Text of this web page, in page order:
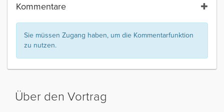
Kommentare
Sie müssen Zugang haben, um die Kommentarfunktion
zu nutzen.
Über den Vortrag